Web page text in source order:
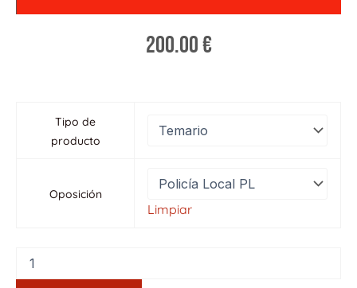
200.00€
Tipo de
producto
Oposición
Limpiar
Oposición
cantidad